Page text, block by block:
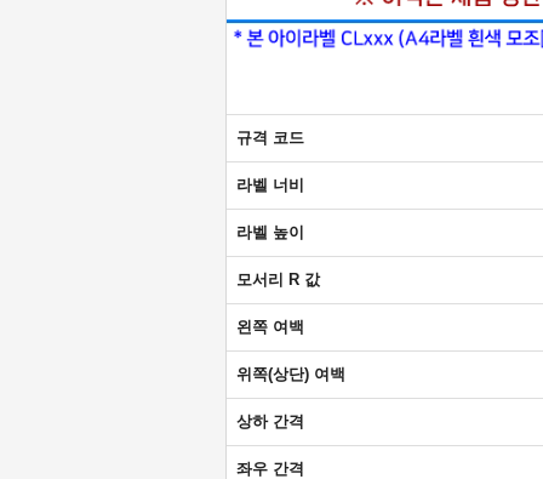
규격 코드
라벨 너비
라벨 높이
모서리 R 값
왼쪽 여백
위쪽(상단) 여백
상하 간격
좌우 간격